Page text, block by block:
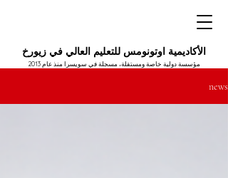
الأكاديمية اوتونومس للتعليم العالي في زيورخ
مؤسسة دولية خاصة ومستقلة، مسجلة في سويسرا منذ عام 2013
news